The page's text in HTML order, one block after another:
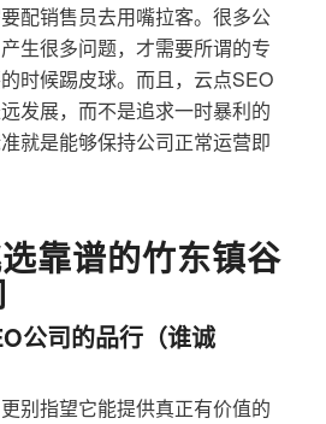
配销售员去用嘴拉客。很多公
生很多问题，才需要所谓的专
时候踢皮球。而且，云点SEO
发展，而不是追求一时暴利的
就是能够保持公司正常运营即
靠谱的竹东镇谷
公司的品行（谁诚
别指望它能提供真正有价值的